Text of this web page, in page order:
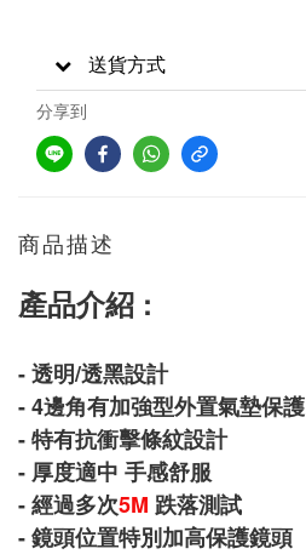
送貨方式
分享到
商品描述
產品介紹 :
- 透明/透黑設計
- 4邊角有加強型外置氣墊保護
- 特有抗衝擊條紋設計
- 厚度適中 手感舒服
- 經過多次5M 跌落測試
- 鏡頭位置特別加高保護鏡頭